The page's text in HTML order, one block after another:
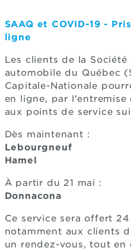
SAAQ et COVID-19 -
ligne
Les clients de la Société
automobile du Québec
Capitale-Nationale
en ligne, par l'entremise
aux points de service
Dès maintenant :
Lebourgneuf
Hamel
À partir du 21 mai :
Donnacona
Ce service sera offert
notamment aux clients
un rendez-vous, tout en